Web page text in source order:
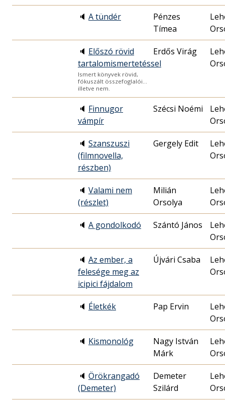
🔈 A tündér
Pénzes
Tímea
🔈 Előszó rövid
tartalomismertetéssel
Ismert könyvek rövid,
fókuszált összefoglalói…
illetve nem.
Erdős Virág
🔈 Finnugor
vámpír
Szécsi Noémi
🔈 Szanszuszi
(filmnovella,
részben)
Gergely Edit
🔈 Valami nem
(részlet)
Milián
Orsolya
🔈 A gondolkodó Szántó János
🔈 Az ember, a
felesége meg az
icipici fájdalom
Újvári Csaba
🔈 Életkék Pap Ervin
🔈 Kismonológ
Nagy István
Márk
🔈 Örökrangadó
(Demeter)
Demeter
Szilárd